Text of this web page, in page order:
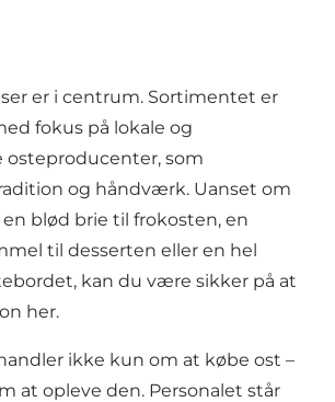
Steensgaard, træder du ind i en
er i centrum. Sortimentet er
fokus på lokale og
osteproducenter, som
og håndværk. Uanset om
blød brie til frokosten, en
til desserten eller en hel
kan du være sikker på at
her.
ikke kun om at købe ost –
at opleve den. Personalet står